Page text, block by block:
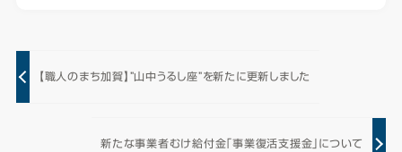
【職人のまち加賀】”山中うるし座”を新たに更新しました
新たな事業者むけ給付金「事業復活支援金」について